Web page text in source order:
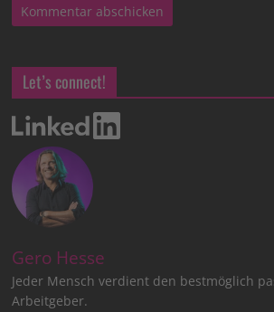
Let’s connect!
Gero Hesse
Jeder Mensch verdient den bestmöglich
Arbeitgeber.